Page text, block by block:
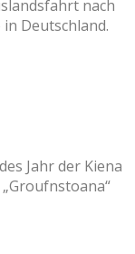
nach
Deutschland.
Jahr der Kiena